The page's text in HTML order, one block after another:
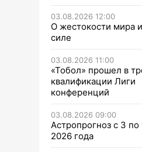
03.08.2026 12:00
О жестокости мира
силе
03.08.2026 11:00
«Тобол» прошел в
квалификации Лиги
конференций
03.08.2026 09:00
Астропрогноз с 3 по
2026 года